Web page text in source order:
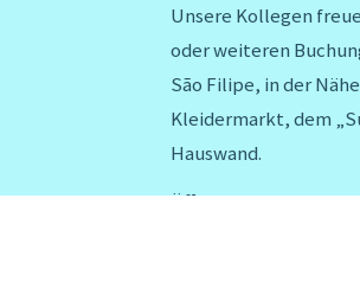
Unsere Kollegen
oder weiteren
São Filipe, in der
Kleidermarkt, dem
Hauswand.
Öffnungszeiten: Mo-